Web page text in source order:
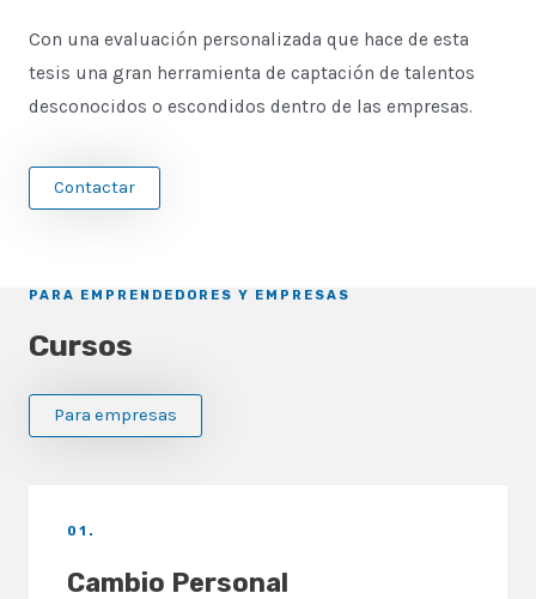
Con una evaluación personalizada que hace de esta
tesis una gran herramienta de captación de talentos
desconocidos o escondidos dentro de las empresas.
Contactar
PARA EMPRENDEDORES Y EMPRESAS
Cursos
Para empresas
01.
Cambio Personal